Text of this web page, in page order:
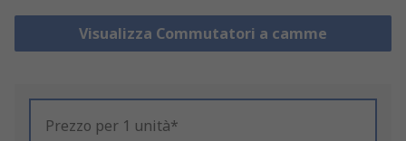
Visualizza Commutatori a camme
Prezzo per 1 unità*